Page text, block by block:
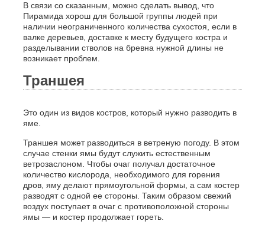
В связи со сказанным, можно сделать вывод, что
Пирамида хорош для большой группы людей при
наличии неограниченного количества сухостоя, если в
валке деревьев, доставке к месту будущего костра и
разделывании стволов на бревна нужной длины не
возникает проблем.
Траншея
Это один из видов костров, который нужно разводить в
яме.
Траншея может разводиться в ветреную погоду. В этом
случае стенки ямы будут служить естественным
ветрозаслоном. Чтобы очаг получал достаточное
количество кислорода, необходимого для горения
дров, яму делают прямоугольной формы, а сам костер
разводят с одной ее стороны. Таким образом свежий
воздух поступает в очаг с противоположной стороны
ямы — и костер продолжает гореть.